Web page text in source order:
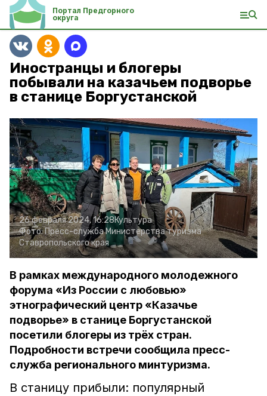
Портал Предгорного
округа
Иностранцы и блогеры
побывали на казачьем подворье
в станице Боргустанской
26 февраля 2024, 16:28Культура
Фото:Пресс-служба Министерства туризма
Ставропольского края
В рамках международного молодежного
форума «Из России с любовью»
этнографический центр «Казачье
подворье» в станице Боргустанской
посетили блогеры из трёх стран.
Подробности встречи сообщила пресс-
служба регионального минтуризма.
В станицу прибыли: популярный